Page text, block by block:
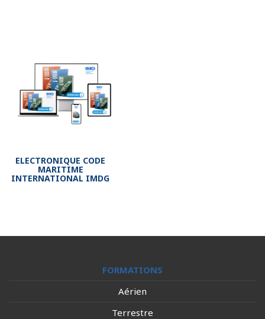
ELECTRONIQUE CODE
MARITIME
INTERNATIONAL IMDG
FORMATIONS
Aérien
Terrestre